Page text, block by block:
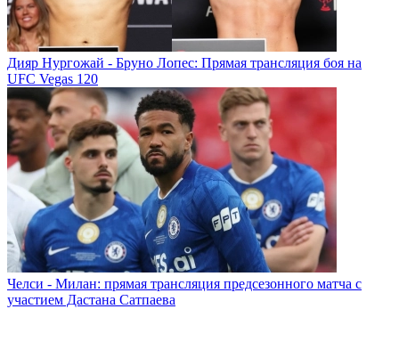
Дияр Нургожай - Бруно Лопес: Прямая трансляция боя на
UFC Vegas 120
Челси - Милан: прямая трансляция предсезонного матча с
участием Дастана Сатпаева